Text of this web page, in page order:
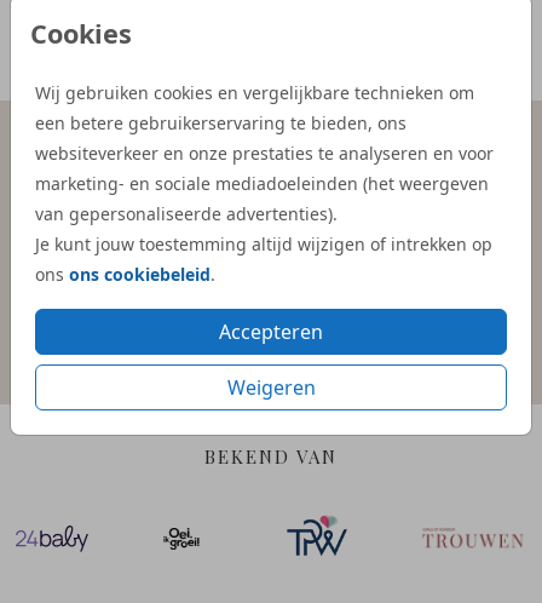
Cookies
Wij gebruiken cookies en vergelijkbare technieken om
een betere gebruikerservaring te bieden, ons
websiteverkeer en onze prestaties te analyseren en voor
marketing- en sociale mediadoeleinden (het weergeven
van gepersonaliseerde advertenties).
Je kunt jouw toestemming altijd wijzigen of intrekken op
ons ons cookiebeleid.
Accepteren
Weigeren
Persoonlijk contact
binnen 1 werkdag
Gratis hulp
verantwoorde materialen
BEKEND VAN